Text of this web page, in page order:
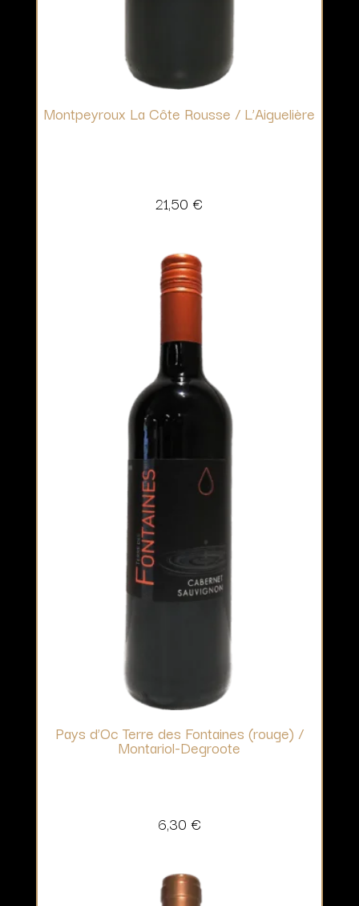
Montpeyroux La Côte Rousse / L’Aiguelière
21,50 €
Pays d’Oc Terre des Fontaines (rouge) /
Montariol-Degroote
6,30 €